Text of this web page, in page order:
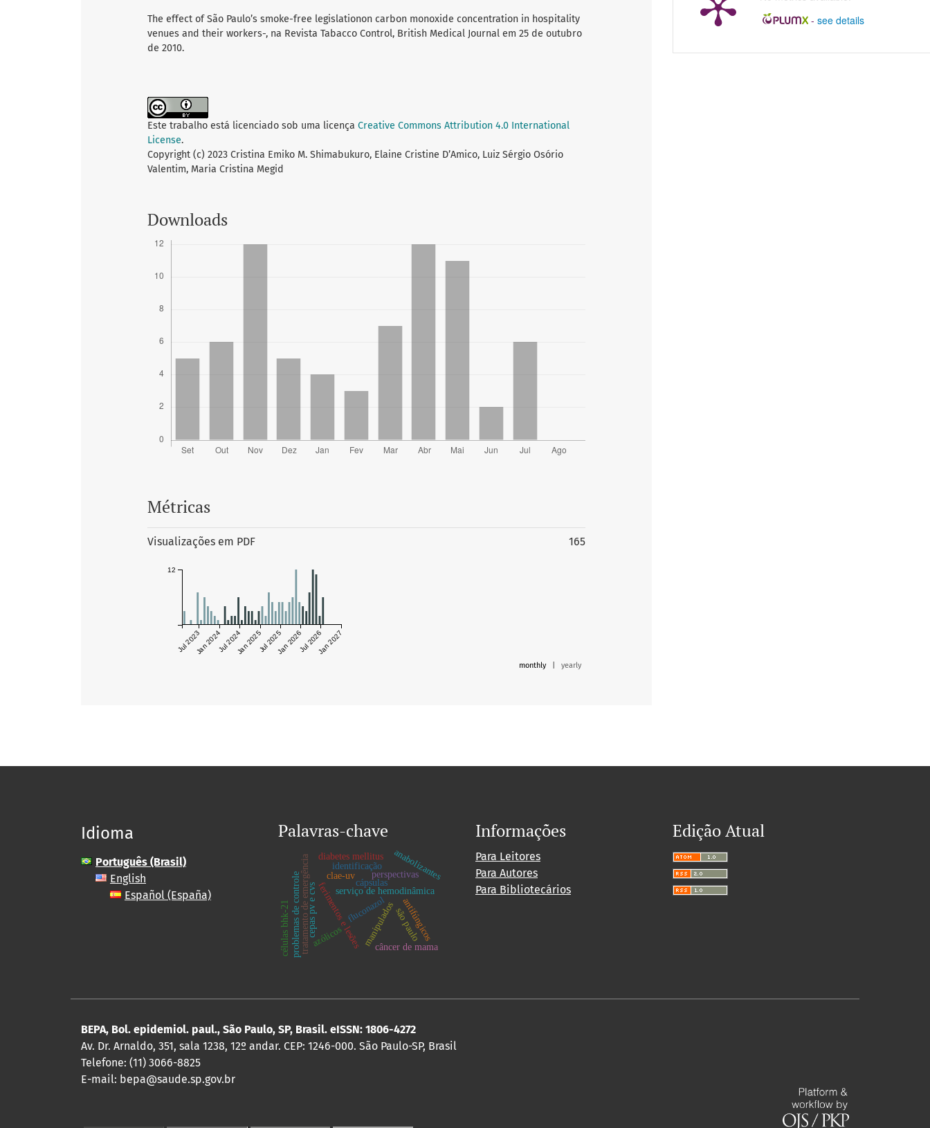
- see details
The effect of São Paulo’s smoke-free legislationon carbon monoxide concentration in hospitality
venues and their workers-, na Revista Tabacco Control, British Medical Journal em 25 de outubro
de 2010.
Este trabalho está licenciado sob uma licença Creative Commons Attribution 4.0 International
License.
Copyright (c) 2023 Cristina Emiko M. Shimabukuro, Elaine Cristine D’Amico, Luiz Sérgio Osório
Valentim, Maria Cristina Megid
Downloads
Métricas
Visualizações em PDF 165
Jul 2023Jan 2024Jul 2024Jan 2025Jul 2025Jan 2026Jul 2026Jan 2027
12
monthly yearly
Idioma
Português (Brasil)
English
Español (España)
Palavras-chave
serviço de hemodinâmica
cápsulas
ferimentos e lesões
clae-uv
azólicos
fluconazol antifúngicos
manipulados
tratamento de emergência câncer de mama
perspectivas
problemas de controle
identificação anabolizantes
diabetes mellitus
células bhk-21 cepas pv e cvs são paulo
Informações
Para Leitores
Para Autores
Para Bibliotecários
Edição Atual
BEPA, Bol. epidemiol. paul., São Paulo, SP, Brasil. eISSN: 1806-4272
Av. Dr. Arnaldo, 351, sala 1238, 12º andar. CEP: 1246-000. São Paulo-SP, Brasil
Telefone: (11) 3066-8825
E-mail: bepa@saude.sp.gov.br